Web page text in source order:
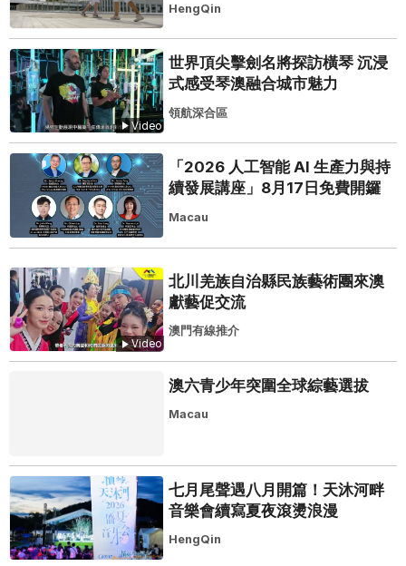
HengQin
Video
世界頂尖擊劍名將探訪橫琴 沉浸
式感受琴澳融合城市魅力
領航深合區
「2026 人工智能 AI 生產力與持
續發展講座」8月17日免費開鑼
Macau
Video
北川羌族自治縣民族藝術團來澳
獻藝促交流
澳門有線推介
澳六青少年突圍全球綜藝選拔
Macau
七月尾聲遇八月開篇！天沐河畔
音樂會續寫夏夜滾燙浪漫
HengQin